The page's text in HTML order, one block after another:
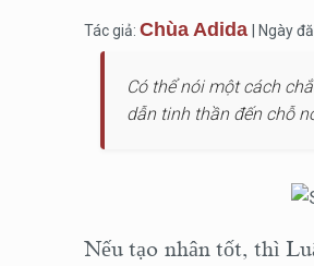
Tác giả: Chùa Adida | Ngày
Có thể nói một cách
dẫn tinh thần đến chỗ
Nếu tạo nhân tốt, thì